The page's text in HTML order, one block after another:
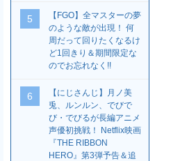
5
【FGO】全マスターの夢
のような敵が出現！ 何
周だって回りたくなるけ
ど1回きり＆期間限定な
のでお忘れなく!!
6
【にじさんじ】月ノ美
兎、ルンルン、でびで
び・でびるが長編アニメ
声優初挑戦！ Netflix映画
『THE RIBBON
HERO』第3弾予告＆追